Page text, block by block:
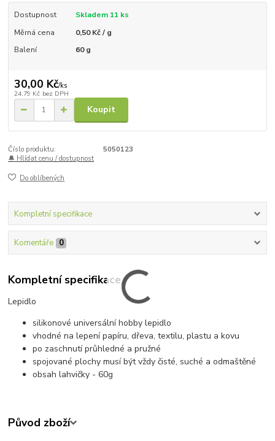
Dostupnost
Skladem 11 ks
Měrná cena
0,50 Kč / g
Balení
60 g
30,00 Kč/ks
24,79 Kč bez DPH
Koupit
Číslo produktu:
5050123
🔔 Hlídat cenu / dostupnost
Do oblíbených
Kompletní specifikace
Komentáře 0
Kompletní specifikace
Lepidlo
silikonové universální hobby lepidlo
vhodné na lepení papíru, dřeva, textilu, plastu a kovu
po zaschnutí průhledné a pružné
spojované plochy musí být vždy čisté, suché a odmaštěné
obsah lahvičky - 60g
Původ zboží